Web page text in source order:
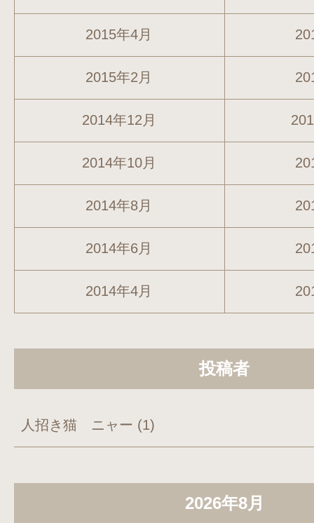
2015年4月
2015年2月
2014年12月
2014年10月
2014年8月
2014年6月
2014年4月
投稿者
人招き猫 ニャー (1)
2026年8月